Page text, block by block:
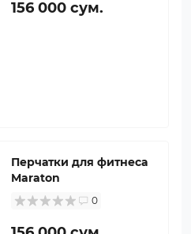
156 000 сум.
Перчатки для фитнеса
Maraton
0